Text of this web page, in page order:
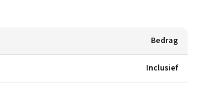
Bedrag
Inclusief